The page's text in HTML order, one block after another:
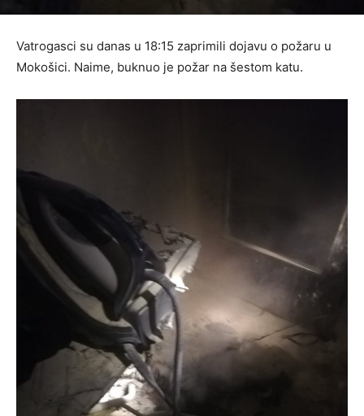
Vatrogasci su danas u 18:15 zaprimili dojavu o požaru u
Mokošici. Naime, buknuo je požar na šestom katu.